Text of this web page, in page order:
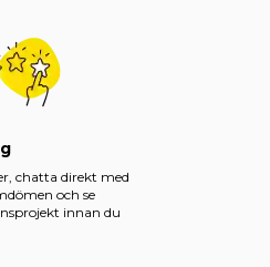
chatta direkt med
och se
innan du